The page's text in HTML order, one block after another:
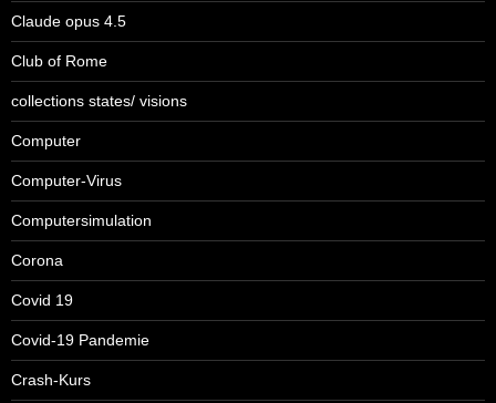
Claude opus 4.5
Club of Rome
collections states/ visions
Computer
Computer-Virus
Computersimulation
Corona
Covid 19
Covid-19 Pandemie
Crash-Kurs